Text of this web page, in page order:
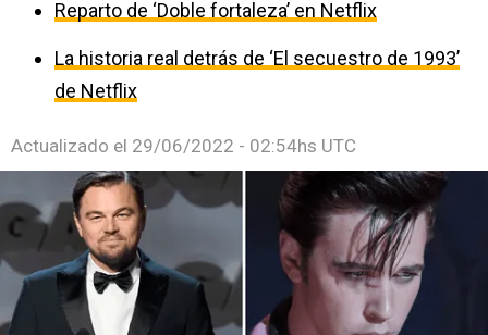
Reparto de ‘Doble fortaleza’ en Netflix
La historia real detrás de ‘El secuestro de 1993’
de Netflix
Actualizado el 29/06/2022 - 02:54hs UTC